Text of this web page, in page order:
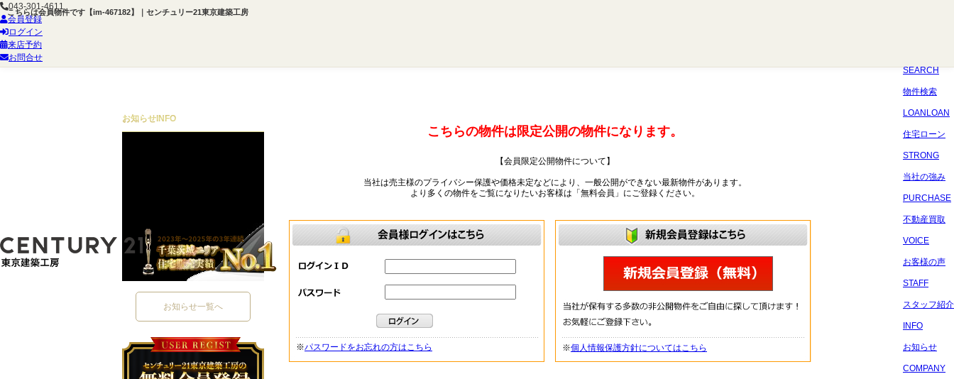
こちらは会員物件です【im-467182】｜センチュリー21東京建築工房
043-301-4611
会員登録
ログイン
来店予約
お問合せ
SEARCH
物件検索
LOANLOAN
住宅ローン
STRONG
当社の強み
PURCHASE
不動産買取
VOICE
お客様の声
STAFF
スタッフ紹介
INFO
お知らせ
COMPANY
こちらの物件は限定公開の物件になります。
【会員限定公開物件について】
当社は売主様のプライバシー保護や価格未定などにより、一般公開ができない最新物件があります。
より多くの物件をご覧になりたいお客様は「無料会員」にご登録ください。
※パスワードをお忘れの方はこちら ※個人情報保護方針についてはこちら
お知らせ INFO
お知らせ一覧へ